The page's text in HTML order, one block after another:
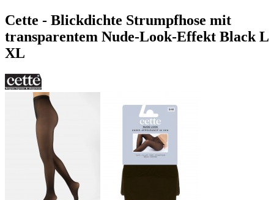
Cette - Blickdichte Strumpfhose mit
transparentem Nude-Look-Effekt Black L
XL